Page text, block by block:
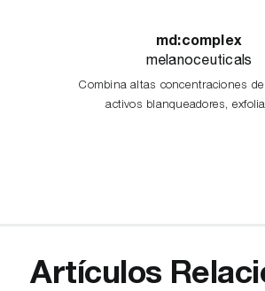
md:complex
melanoceuticals
Combina altas concentraciones
activos blanqueadores,
Artículos